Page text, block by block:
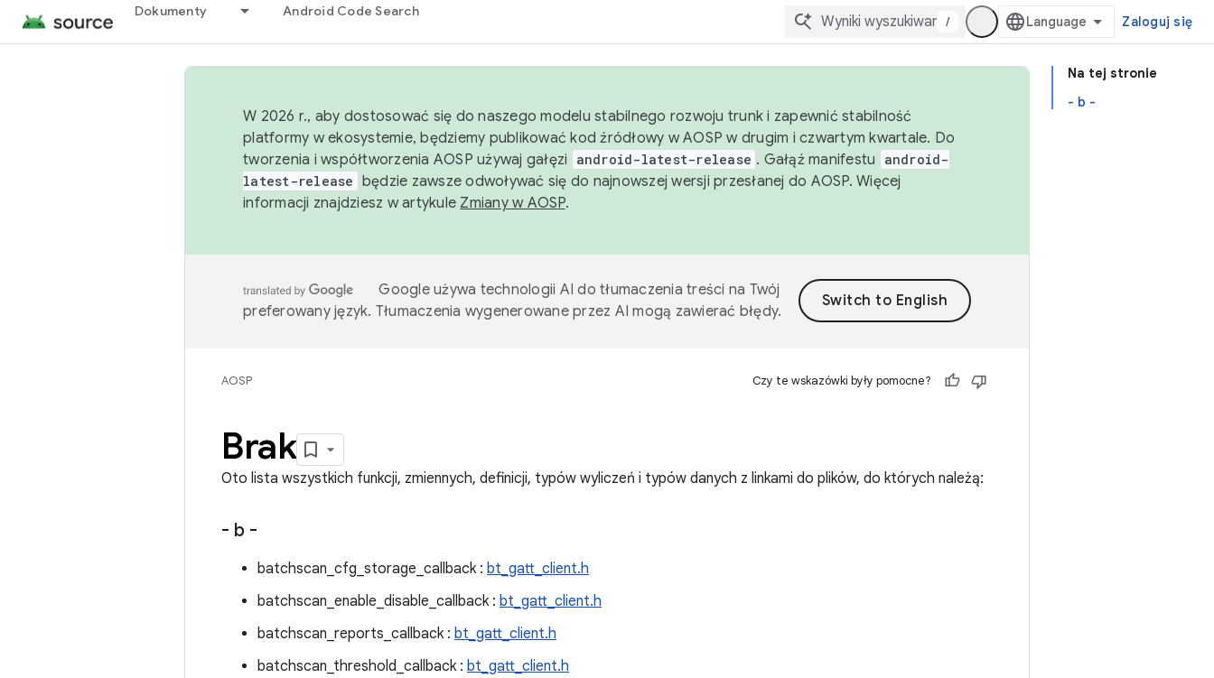
Dokumenty Android Code Search
/ Zaloguj się
Na tej stronie
- b -
W 2026 r., aby dostosować się do naszego modelu stabilnego rozwoju trunk i zapewnić stabilność
platformy w ekosystemie, będziemy publikować kod źródłowy w AOSP w drugim i czwartym kwartale. Do
tworzenia i współtworzenia AOSP używaj gałęzi
android-latest-release . Gałąź manifestu
android-
latest-release będzie zawsze odwoływać się do najnowszej wersji przesłanej do AOSP. Więcej
informacji znajdziesz w artykule Zmiany w AOSP.
Google używa technologii AI do tłumaczenia treści na Twój
preferowany język. Tłumaczenia wygenerowane przez AI mogą zawierać błędy.
AOSP Czy te wskazówki były pomocne?
Brak
Oto lista wszystkich funkcji, zmiennych, definicji, typów wyliczeń i typów danych z linkami do plików, do których należą:
- b -
batchscan_cfg_storage_callback : bt_gatt_client.h
batchscan_enable_disable_callback : bt_gatt_client.h
batchscan_reports_callback : bt_gatt_client.h
batchscan_threshold_callback : bt_gatt_client.h